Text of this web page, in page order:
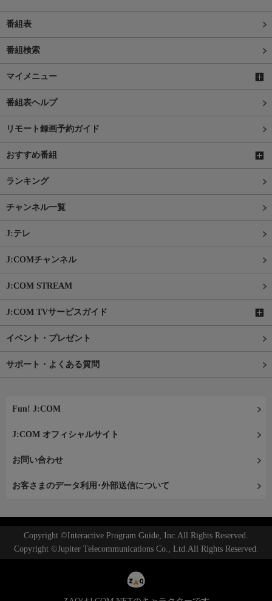
番組表
番組検索
マイメニュー
番組表ヘルプ
リモート録画予約ガイド
おすすめ番組
ランキング
チャンネル一覧
J:テレ
J:COMチャンネル
J:COM STREAM
J:COM TVサービスガイド
イベント・プレゼント
サポート・よくある質問
Fun! J:COM
J:COM オフィシャルサイト
お問い合わせ
お客さまのデータ利用･外部送信について
Copyright ©Interactive Program Guide, Inc.All Rights Reserved.
Copyright ©Jupiter Telecommunications Co., Ltd.All Rights Reserved.